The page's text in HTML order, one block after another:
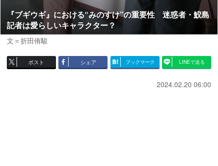
『ブギウギ』における“みのすけ”の重要性 迷惑者・鮫島
記者は愛らしいキャラクター？
文＝折田侑駿
ポスト シェア ブックマーク LINEで送る
2024.02.20 06:00